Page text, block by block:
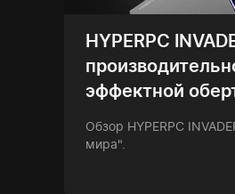
HYPERPC
эффектной
Обзор HYPERPC
мира".